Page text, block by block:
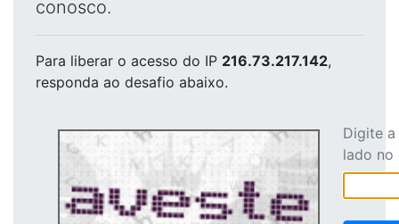
conosco.
Para liberar o acesso do IP 216.73.217.142,
responda ao desafio abaixo.
Digite
lado no